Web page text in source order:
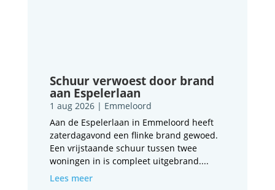
Schuur verwoest door brand
aan Espelerlaan
1 aug 2026| Emmeloord
Aan de Espelerlaan in Emmeloord heeft
zaterdagavond een flinke brand gewoed.
Een vrijstaande schuur tussen twee
woningen in is compleet uitgebrand....
Lees meer